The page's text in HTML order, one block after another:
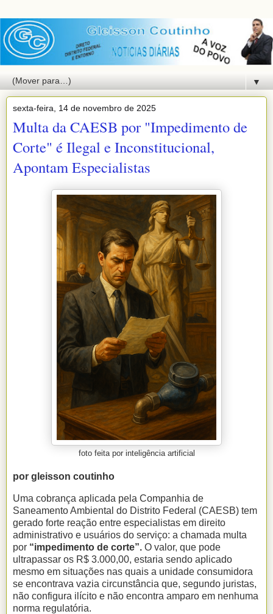
▼
sexta-feira, 14 de novembro de 2025
Multa da CAESB por "Impedimento de
Corte" é Ilegal e Inconstitucional,
Apontam Especialistas
foto feita por inteligência artificial
por gleisson coutinho
Uma cobrança aplicada pela Companhia de
Saneamento Ambiental do Distrito Federal (CAESB) tem
gerado forte reação entre especialistas em direito
administrativo e usuários do serviço: a chamada multa
por “impedimento de corte”. O valor, que pode
ultrapassar os R$ 3.000,00, estaria sendo aplicado
mesmo em situações nas quais a unidade consumidora
se encontrava vazia circunstância que, segundo juristas,
não configura ilícito e não encontra amparo em nenhuma
norma regulatória.